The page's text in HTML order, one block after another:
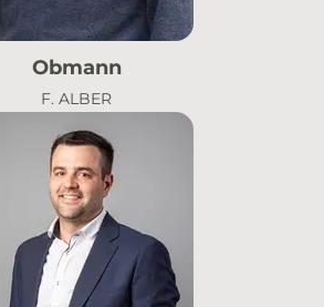
Obmann
F. ALBER